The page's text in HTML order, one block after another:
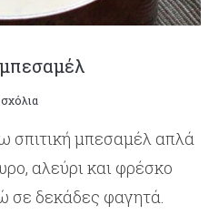
μπεσαμέλ απλά
αλεύρι και φρέσκο
σε δεκάδες φαγητά.